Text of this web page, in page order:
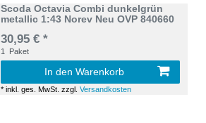
Scoda Octavia Combi dunkelgrün
metallic 1:43 Norev Neu OVP 840660
30,95 € *
1 Paket
In den Warenkorb
*inkl. ges. MwSt. zzgl.Versandkosten